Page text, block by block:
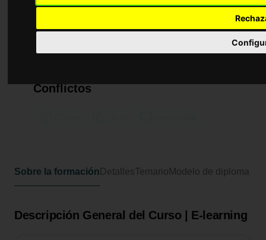
Administración y Finanzas
Conflictos
Sobre la formación DetallesTemario Modelo de diploma
Descripción General del Curso | E-learning